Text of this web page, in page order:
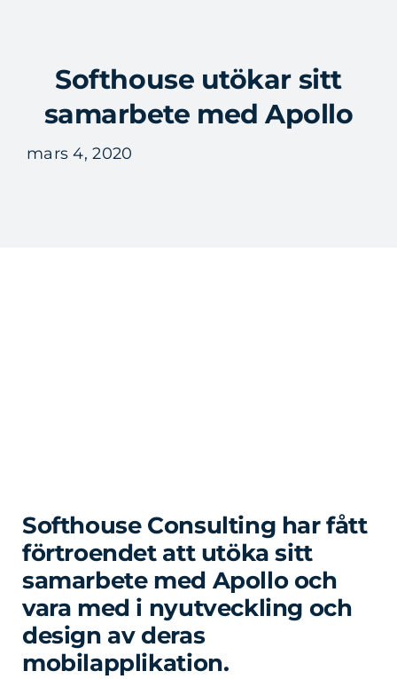
innehålletSofthouse utökar sitt
samarbete med Apollo
mars 4, 2020
Softhouse Consulting har fått
förtroendet att utöka sitt
samarbete med Apollo och
vara med i nyutveckling och
design av deras
mobilapplikation.